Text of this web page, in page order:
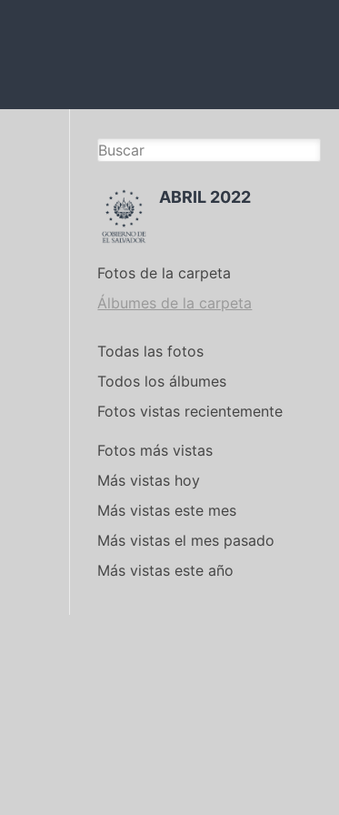
ABRIL 2022
Fotos de la carpeta
Álbumes de la carpeta
Todas las fotos
Todos los álbumes
Fotos vistas recientemente
Fotos más vistas
Más vistas hoy
Más vistas este mes
Más vistas el mes pasado
Más vistas este año